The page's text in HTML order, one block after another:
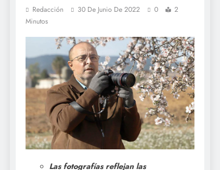
Redacción 30 De Junio De 2022 0
2
Minutos
Las fotografías reflejan las